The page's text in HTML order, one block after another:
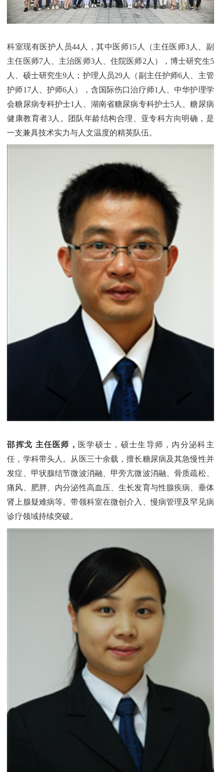
科室现有医护人员44人，其中医师15人（主任医师3人、副
主任医师7人、主治医师3人、住院医师2人），博士研究生5
人、硕士研究生9人；护理人员29人（副主任护师6人、主管
护师17人、护师6人），含国际伤口治疗师1人、中华护理学
会糖尿病专科护士1人、湖南省糖尿病专科护士5人、糖尿病
健康教育者3人。团队年龄结构合理、亚专科方向明确，是
一支兼具技术实力与人文温度的精英队伍。
邵挥戈 主任医师 ， 医学硕士，硕士生导师，内分泌科主
任，学科带头人。从医三十余载，擅长糖尿病及其急慢性并
发症、甲状腺结节微波消融、甲旁亢微波消融、骨质疏松、
痛风、肥胖、内分泌性高血压、生长发育与性腺疾病、垂体
肾上腺疑难病等。带领科室在微创介入、慢病管理及罕见病
诊疗领域持续突破。